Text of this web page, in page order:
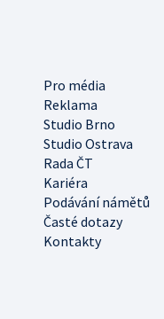
Pro média
Reklama
Studio Brno
Studio Ostrava
Rada ČT
Kariéra
Podávání námětů
Časté dotazy
Kontakty